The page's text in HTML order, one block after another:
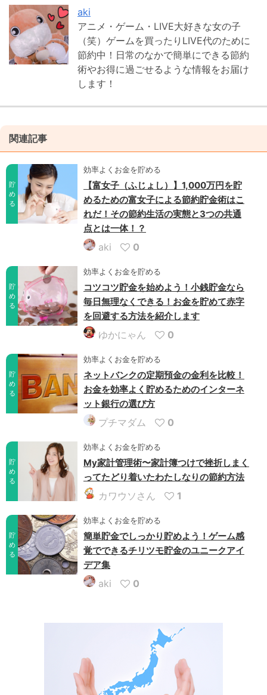
aki
アニメ・ゲーム・LIVE大好きな女の子
（笑）ゲームを買ったりLIVE代のために
節約中！日常のなかで簡単にできる節約
術やお得に過ごせるような情報をお届け
します！
関連記事
貯
め
る
効率よくお金を貯める
【富女子（ふじょし）】1,000万円を貯
めるための富女子による節約貯金術はこ
れだ！その節約生活の実態と3つの共通
点とは一体！？
aki 0
貯
め
る
効率よくお金を貯める
コツコツ貯金を始めよう！小銭貯金なら
毎日無理なくできる！お金を貯めて赤字
を回避する方法を紹介します
ゆかにゃん 0
貯
め
る
効率よくお金を貯める
ネットバンクの定期預金の金利を比較！
お金を効率よく貯めるためのインターネ
ット銀行の選び方
プチマダム 0
貯
め
る
効率よくお金を貯める
My家計管理術〜家計簿つけで挫折しまく
ってたどり着いたわたしなりの節約方法
カワウソさん 1
貯
め
る
効率よくお金を貯める
簡単貯金でしっかり貯めよう！ゲーム感
覚でできるチリツモ貯金のユニークアイ
デア集
aki 0